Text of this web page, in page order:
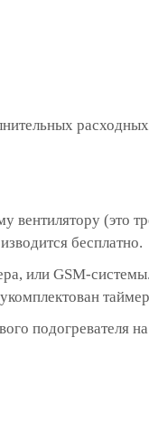
(это
бесплатно.
или GSM-
подогревателя